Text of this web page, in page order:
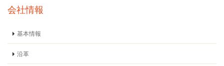
会社情報
基本情報
沿革